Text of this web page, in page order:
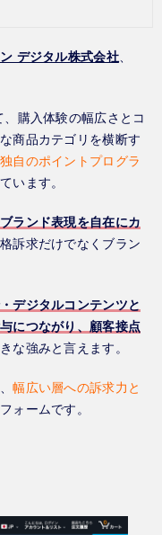
デジタル株式会社、
購入体験の幅広さとコ
商品カテゴリを横断す
独自のポイントプログラ
います。
ランド表現を自在にカ
訴求だけでなくブラン
デジタルコンテンツと
につながり、顧客接点
な強みと言えます。
幅広い層への訴求力と
ォームです。